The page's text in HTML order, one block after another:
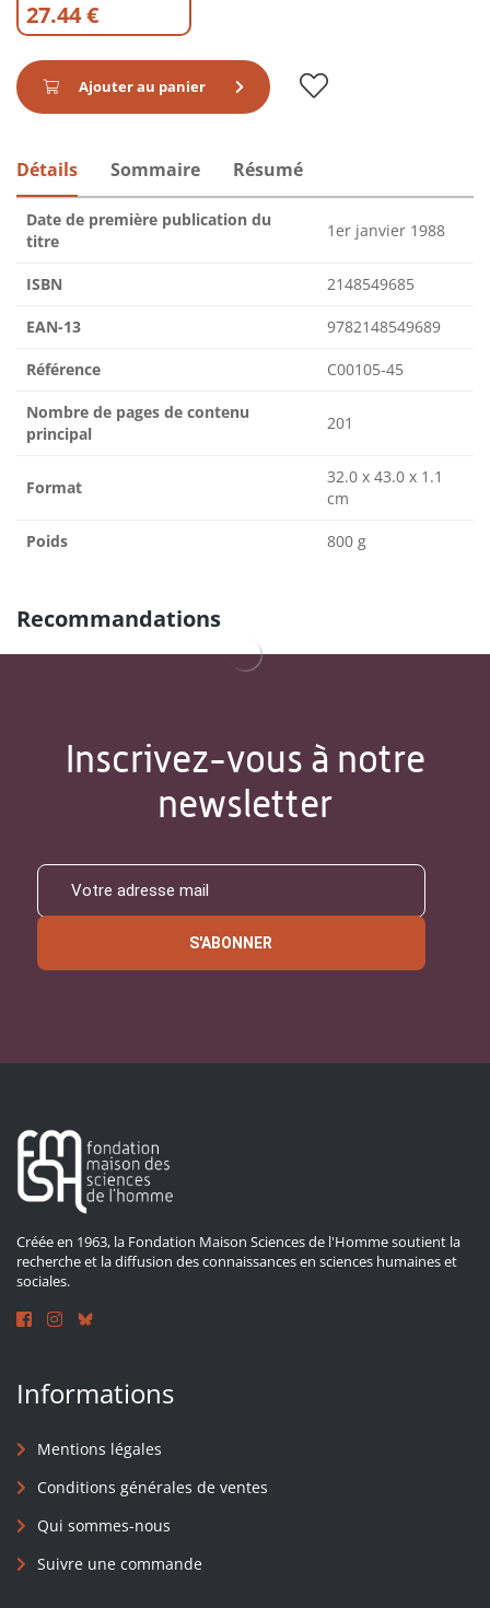
27.44 €
Ajouter au panier
Détails Sommaire Résumé
Date de première publication du
titre
1er janvier 1988
ISBN 2148549685
EAN-13 9782148549689
Référence C00105-45
Nombre de pages de contenu
principal
201
Format
32.0 x 43.0 x 1.1
cm
Poids 800 g
Recommandations
Inscrivez-vous à notre
newsletter
S'ABONNER
Créée en 1963, la Fondation Maison Sciences de l'Homme soutient la
recherche et la diffusion des connaissances en sciences humaines et
sociales.
Informations
Mentions légales
Conditions générales de ventes
Qui sommes-nous
Suivre une commande